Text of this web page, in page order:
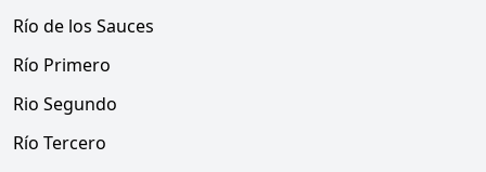
Río de los Sauces
Río Primero
Rio Segundo
Río Tercero